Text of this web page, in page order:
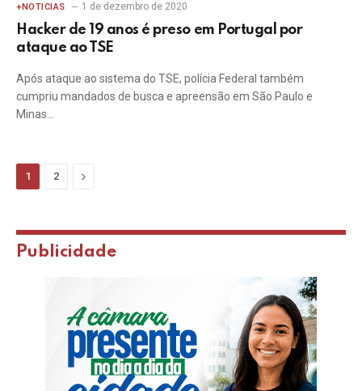
+NOTICIAS 1 de dezembro de 2020
Hacker de 19 anos é preso em Portugal por
ataque ao TSE
Após ataque ao sistema do TSE, polícia Federal também
cumpriu mandados de busca e apreensão em São Paulo e
Minas…
1 2 Next
Publicidade